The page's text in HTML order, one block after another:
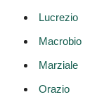
Lucrezio
Macrobio
Marziale
Orazio